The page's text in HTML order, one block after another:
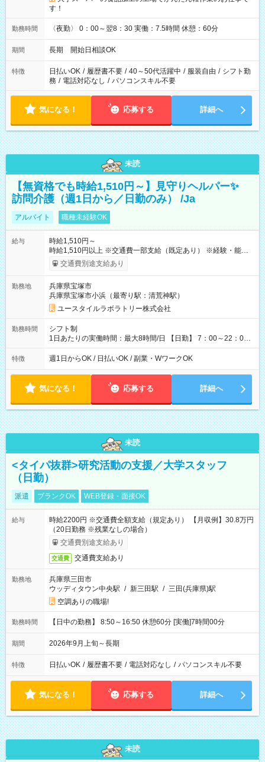
す！
勤務時間 〈夜勤〉 0：00～翌8：30 実働：7.5時間 休憩：60分
期間 長期 開始日相談OK
特徴 日払いOK / 履歴書不要 / 40～50代活躍中 / 服装自由 / シフト勤
務 / 電話対応なし / パソコンスキル不要
気になる！ 応募する 詳細へ
未読
【無資格でも時給1,510円～】見守りヘルパー✨
訪問介護（週1日から／日勤のみ） /Ja
アルバイト 職種未経験OK
給与
時給1,510円～
時給1,510円以上 ※交通費一部支給（既定あり） ※経験・能力を
考慮して決定します 【収入例】 週1回勤務の場合：1,510円×8時
間×4回=4万8,320円 週3回勤務の場合：1,510円×8時間×12回
1,600円 【試用期間】試用期間あり 試用期間の長さ：2ヶ月
※ 雇用形態と給与に、本採用時と異なる部分があります。 雇用
形態：本採用時と同じです。 給与：時給 1,120円以上
交通費別途支給あり
勤務地
兵庫県宝塚市
兵庫県宝塚市小浜（最寄り駅：清荒神駅）
ユースタイルラボラトリー株式会社
勤務時間
シフト制
1日あたりの実働時間：最大8時間/日 【日勤】 7：00～22：00
の間で8時間勤務（休憩時間は法定通り） ※週1日～OK ／ 夜勤
なし ＊＊ 勤務時間例 ＊＊ ■8時から17時 ■9時から18時 ■10
定（毎週同じ曜日勤務）
特徴 週1日からOK / 日払いOK / 副業・WワークOK
気になる！ 応募する 詳細へ
未読
<タイパ抜群>研究活動の支援／大学スタッフ
（日勤）
派遣 ブランクOK WEB登録・面接OK
給与
時給2200円 ※交通費全額支給（規定あり） 【月収例】30.8万円
（20日勤務 ※残業なしの場合）
交通費別途支給あり
交通費 交通費支給あり
勤務地
兵庫県三田市
ウッディタウン中央駅 / 新三田駅 / 三田(兵庫県)駅
空調ありの職場!
勤務時間 【日中の勤務】 8:50～16:50 休憩60分 [実働]7時間00分
期間 2026年9月上旬～長期
特徴 日払いOK / 履歴書不要 / 電話対応なし / パソコンスキル不要
気になる！ 応募する 詳細へ
未読